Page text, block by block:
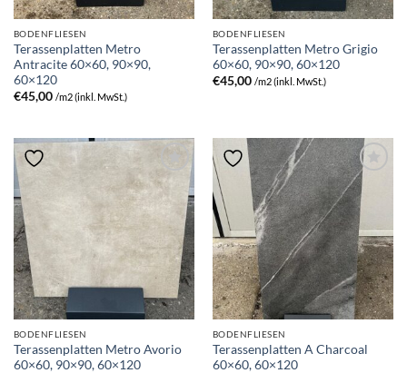
BODENFLIESEN
Terassenplatten Metro
Antracite 60×60, 90×90,
60×120
€45,00 /m2 (inkl. MwSt.)
BODENFLIESEN
Terassenplatten Metro Grigio
60×60, 90×90, 60×120
€45,00 /m2 (inkl. MwSt.)
BODENFLIESEN
Terassenplatten Metro Avorio
60×60, 90×90, 60×120
BODENFLIESEN
Terassenplatten A Charcoal
60×60, 60×120